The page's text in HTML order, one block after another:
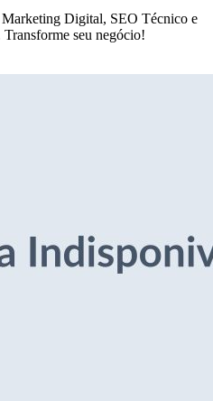
Digital, SEO Técnico e
seu negócio!